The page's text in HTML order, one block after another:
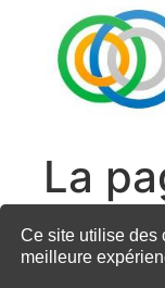
Ce site utilise des
meilleure